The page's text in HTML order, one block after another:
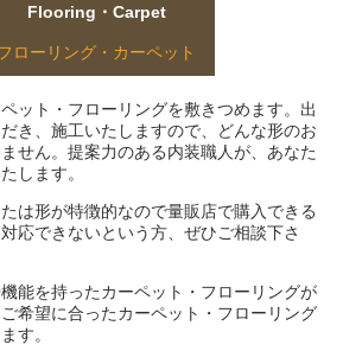
Flooring・Carpet
ローリング・カーペット
ット・フローリングを敷きつめます。出
き、施工いたしますので、どんな形のお
せん。提案力のある内装職人が、あなた
します。
は形が特徴的なので量販店で購入できる
応できないという方、ぜひご相談下さ
能を持ったカーペット・フローリングが
希望に合ったカーペット・フローリング
す。